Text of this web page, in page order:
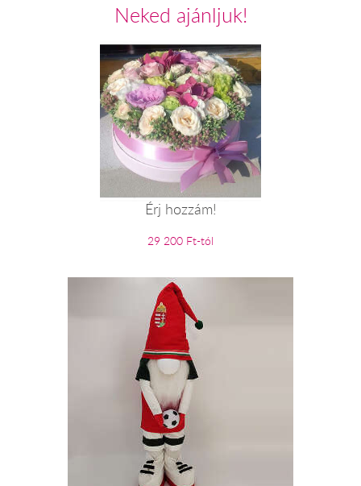
Neked ajánljuk!
Érj hozzám!
29 200 Ft-tól